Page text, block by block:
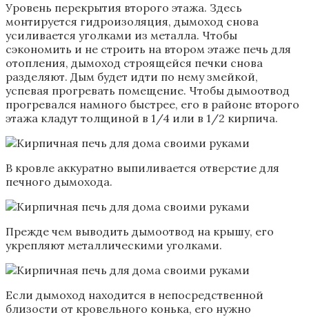
Уровень перекрытия второго этажа. Здесь
монтируется гидроизоляция, дымоход снова
усиливается уголками из металла. Чтобы
сэкономить и не строить на втором этаже печь для
отопления, дымоход строящейся печки снова
разделяют. Дым будет идти по нему змейкой,
успевая прогревать помещение. Чтобы дымоотвод
прогревался намного быстрее, его в районе второго
этажа кладут толщиной в 1/4 или в 1/2 кирпича.
В кровле аккуратно выпиливается отверстие для
печного дымохода.
Прежде чем выводить дымоотвод на крышу, его
укрепляют металлическими уголками.
Если дымоход находится в непосредственной
близости от кровельного конька, его нужно